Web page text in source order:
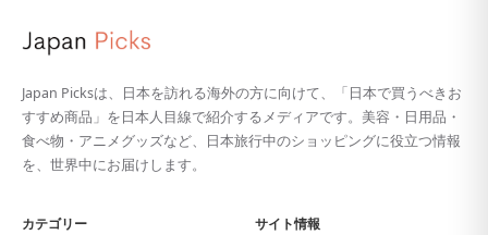
Japan Picksは、日本を訪れる海外の方に向けて、「日本で買うべきお
すすめ商品」を日本人目線で紹介するメディアです。美容・日用品・
食べ物・アニメグッズなど、日本旅行中のショッピングに役立つ情報
を、世界中にお届けします。
カテゴリー サイト情報